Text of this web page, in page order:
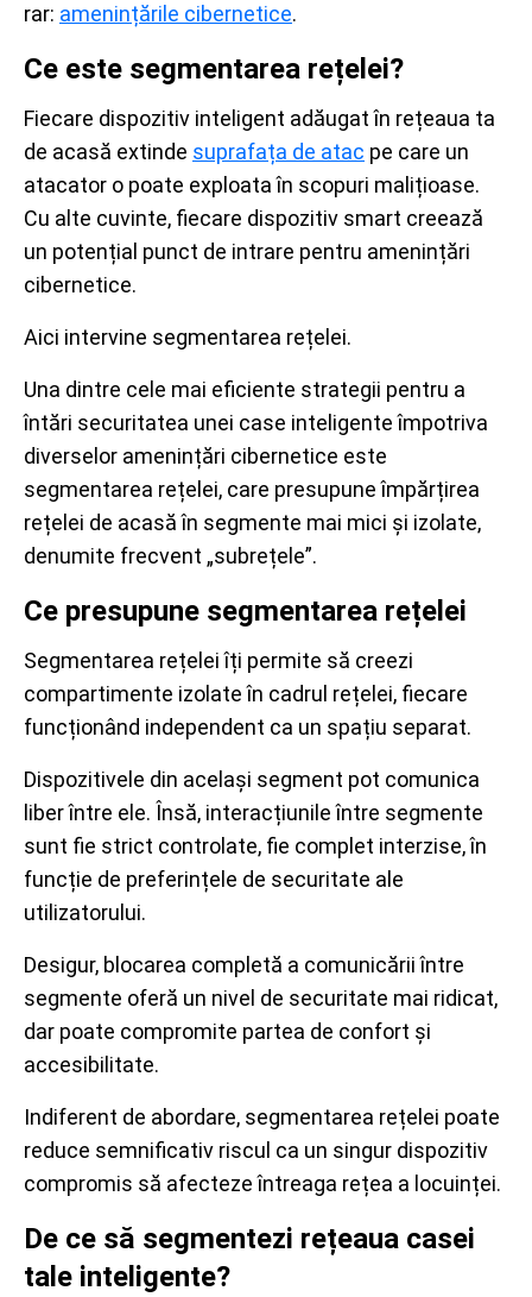
rar: amenințările cibernetice.
Ce este segmentarea rețelei?
Fiecare dispozitiv inteligent adăugat în rețeaua ta
de acasă extinde suprafața de atac pe care un
atacator o poate exploata în scopuri malițioase.
Cu alte cuvinte, fiecare dispozitiv smart creează
un potențial punct de intrare pentru amenințări
cibernetice.
Aici intervine segmentarea rețelei.
Una dintre cele mai eficiente strategii pentru a
întări securitatea unei case inteligente împotriva
diverselor amenințări cibernetice este
segmentarea rețelei, care presupune împărțirea
rețelei de acasă în segmente mai mici și izolate,
denumite frecvent „subrețele”.
Ce presupune segmentarea rețelei
Segmentarea rețelei îți permite să creezi
compartimente izolate în cadrul rețelei, fiecare
funcționând independent ca un spațiu separat.
Dispozitivele din același segment pot comunica
liber între ele. Însă, interacțiunile între segmente
sunt fie strict controlate, fie complet interzise, în
funcție de preferințele de securitate ale
utilizatorului.
Desigur, blocarea completă a comunicării între
segmente oferă un nivel de securitate mai ridicat,
dar poate compromite partea de confort și
accesibilitate.
Indiferent de abordare, segmentarea rețelei poate
reduce semnificativ riscul ca un singur dispozitiv
compromis să afecteze întreaga rețea a locuinței.
De ce să segmentezi rețeaua casei
tale inteligente?